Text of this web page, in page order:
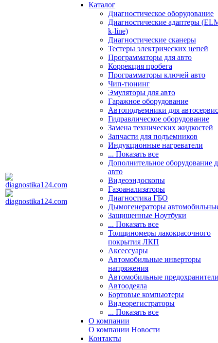
Каталог
Диагностическое оборудование
Диагностические адаптеры
k-line)
Диагностические сканеры
Тестеры электрических цепей
Программаторы для авто
Коррекция пробега
Программаторы ключей авто
Чип-тюнинг
Эмуляторы для авто
Гаражное оборудование
Автоподъемники для
Гидравлическое оборудование
Замена технических жидкостей
Запчасти для подъемников
Индукционные нагреватели
... Показать все
Дополнительное оборудование
авто
Видеоэндоскопы
Газоанализаторы
Диагностика ГБО
Дымогенераторы
Защищенные Ноутбуки
... Показать все
Толщиномеры лакокрасочного
покрытия ЛКП
Аксессуары
Автомобильные инверторы
напряжения
Автомобильные
Автоодеяла
Бортовые компьютеры
Видеорегистраторы
... Показать все
О компании
О компании Новости
Контакты